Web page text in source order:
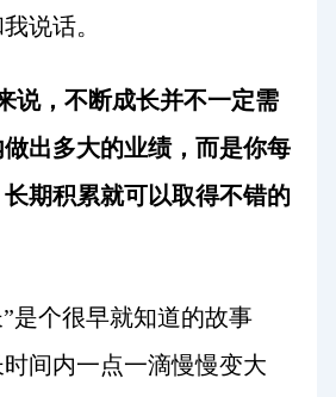
说话。
说，不断成长并不一定需
出多大的业绩，而是你每
期积累就可以取得不错的
是个很早就知道的故事
间内一点一滴慢慢变大